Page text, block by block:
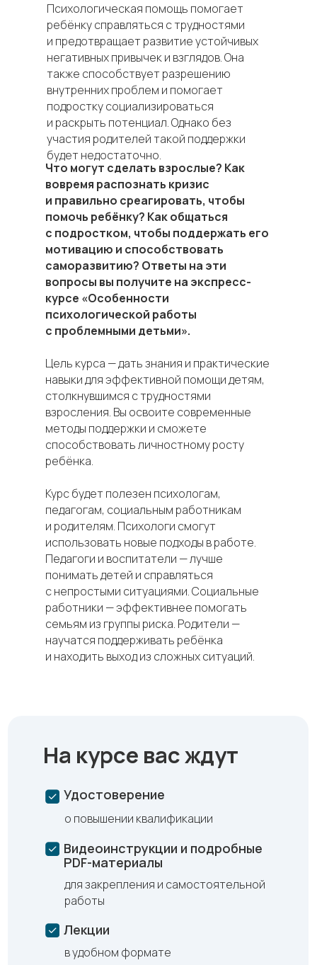
Что могут сделать взрослые? Как
вовремя распознать кризис
и правильно среагировать, чтобы
помочь ребёнку? Как общаться
с подростком, чтобы поддержать его
мотивацию и способствовать
саморазвитию? Ответы на эти
вопросы вы получите на экспресс-
курсе «Особенности
психологической работы
с проблемными детьми».
Цель курса — дать знания и практические
навыки для эффективной помощи детям,
столкнувшимся с трудностями
взросления. Вы освоите современные
методы поддержки и сможете
способствовать личностному росту
ребёнка.
Курс будет полезен психологам,
педагогам, социальным работникам
и родителям. Психологи смогут
использовать новые подходы в работе.
Педагоги и воспитатели — лучше
понимать детей и справляться
с непростыми ситуациями. Социальные
работники — эффективнее помогать
семьям из группы риска. Родители —
научатся поддерживать ребёнка
и находить выход из сложных ситуаций.
Психологическая помощь помогает
ребёнку справляться с трудностями
и предотвращает развитие устойчивых
негативных привычек и взглядов. Она
также способствует разрешению
внутренних проблем и помогает
подростку социализироваться
и раскрыть потенциал. Однако без
участия родителей такой поддержки
будет недостаточно.
На курсе вас ждут
Лекции
Видеоинструкции и подробные
PDF-материалы
Удостоверение
для закрепления и самостоятельной
работы
в удобном формате
о повышении квалификации